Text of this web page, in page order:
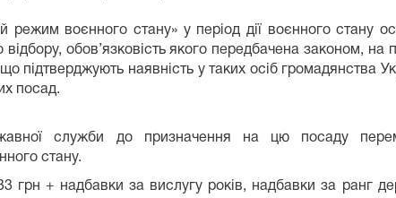
режим воєнного стану» у період дії воєнного стану
обов’язковість якого передбачена законом, на
підтверджують наявність у таких осіб громадянства
посад.
служби до призначення на цю посаду
стану.
грн + надбавки за вислугу років, надбавки за ранг